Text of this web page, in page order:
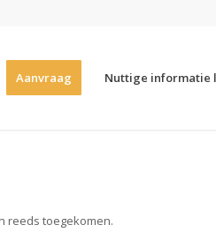
Aanvraag Nuttige informatie
reeds toegekomen.